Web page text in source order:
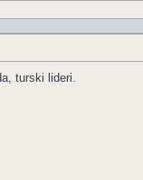
turski lideri.